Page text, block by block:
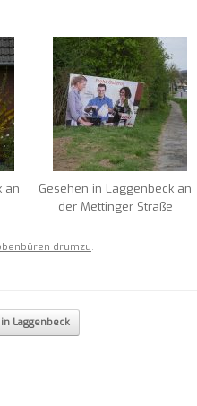
an
Gesehen in Laggenbeck an
der Mettinger Straße
drumzu.
Laggenbeck